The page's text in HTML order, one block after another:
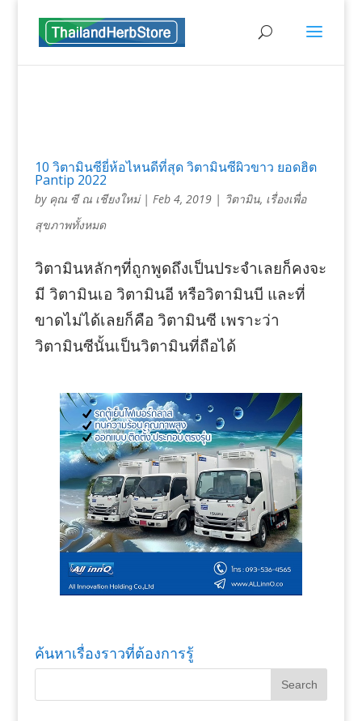
10 วิตามินซียี่ห้อไหนดีที่สุด วิตามินซีผิวขาว ยอดฮิต
Pantip 2022
by คุณ ซี ณ เชียงใหม่| Feb 4, 2019| วิตามิน, เรื่องเพื่อ
สุขภาพทั้งหมด
วิตามินหลักๆที่ถูกพูดถึงเป็นประจำเลยก็คงจะ
มี วิตามินเอ วิตามินอี หรือวิตามินบี และที่
ขาดไม่ได้เลยก็คือ วิตามินซี เพราะว่า
วิตามินซีนั้นเป็นวิตามินที่ถือได้
ค้นหาเรื่องราวที่ต้องการรู้